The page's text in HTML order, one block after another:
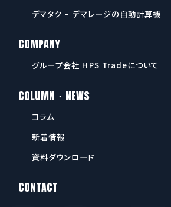
デマタク – デマレージの自動計算機
COMPANY
グループ会社 HPS Tradeについて
COLUMN・NEWS
コラム
新着情報
資料ダウンロード
CONTACT